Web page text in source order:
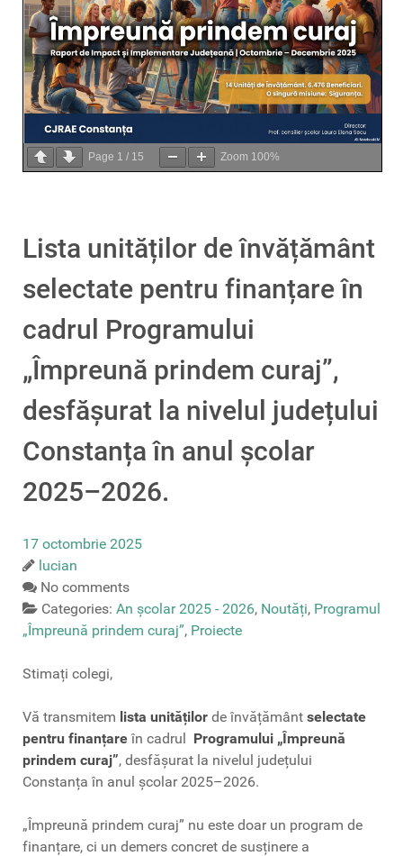
Page 1 / 15 Zoom 100%
Lista unităților de învățământ
selectate pentru finanțare în
cadrul Programului
„Împreună prindem curaj”,
desfășurat la nivelul județului
Constanța în anul școlar
2025–2026.
17 octombrie 2025
lucian
No comments
Categories: An școlar 2025 - 2026, Noutăți, Programul
„Împreună prindem curaj”, Proiecte
Stimați colegi,
Vă transmitem lista unităților de învățământ selectate
pentru finanțare în cadrul Programului „Împreună
prindem curaj”, desfășurat la nivelul județului
Constanța în anul școlar 2025–2026.
„Împreună prindem curaj” nu este doar un program de
finanțare, ci un demers concret de susținere a